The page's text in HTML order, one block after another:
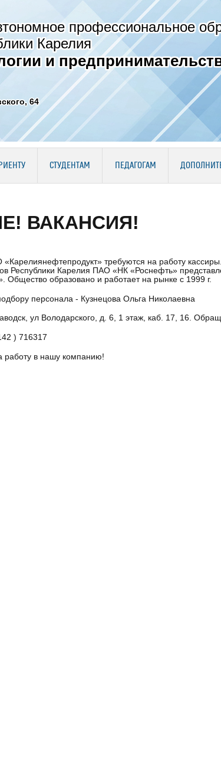
профессиональное
Карелия
и
64
СТУДЕНТАМ ПЕДАГОГАМ
ВАКАНСИЯ!
требуются на работу кассиры.
Республики Карелия ПАО «НК «Роснефть»
Общество образовано и работает на рынке с 1999 г.
персонала - Кузнецова Ольга Николаевна
ул Володарского, д. 6, 1 этаж, каб. 17, 16.
) 716317
работу в нашу компанию!